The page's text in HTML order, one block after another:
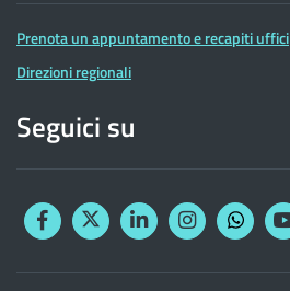
Prenota un appuntamento e recapiti uffici
Direzioni regionali
Seguici su
FacebookTwitterLinkedinInstagram